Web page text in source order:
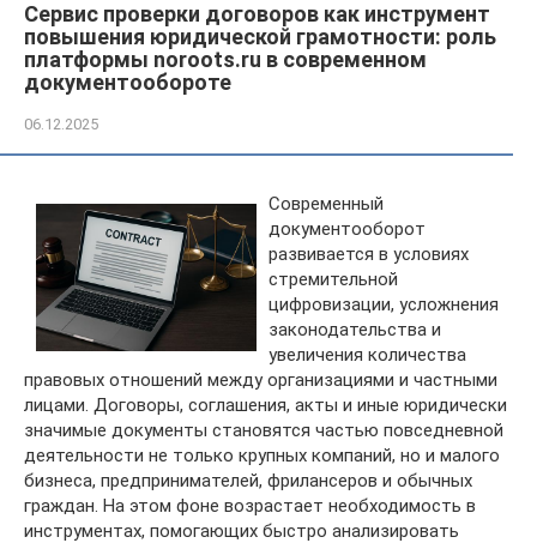
Сервис проверки договоров как инструмент
повышения юридической грамотности: роль
платформы noroots.ru в современном
документообороте
06.12.2025
Современный
документооборот
развивается в условиях
стремительной
цифровизации, усложнения
законодательства и
увеличения количества
правовых отношений между организациями и частными
лицами. Договоры, соглашения, акты и иные юридически
значимые документы становятся частью повседневной
деятельности не только крупных компаний, но и малого
бизнеса, предпринимателей, фрилансеров и обычных
граждан. На этом фоне возрастает необходимость в
инструментах, помогающих быстро анализировать